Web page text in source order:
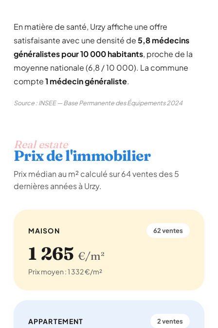
En matière de santé, Urzy affiche une offre
satisfaisante avec une densité de5,8 médecins
généralistes pour 10 000 habitants, proche de la
moyenne nationale (6,8 / 10 000). La commune
compte1 médecin généraliste.
Source : INSEE — Base Permanente des Équipements 2024
Real estate
Prix de l'immobilier
Prix médian au m² calculé sur 64 ventes des 5
dernières années à Urzy.
MAISON 62 ventes
1 265 €/m²
Prix moyen : 1 332 €/m²
APPARTEMENT 2 ventes